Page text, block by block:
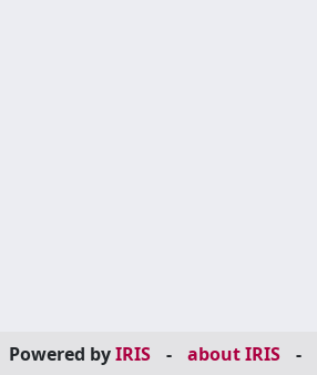
Powered byIRIS - about IRIS -